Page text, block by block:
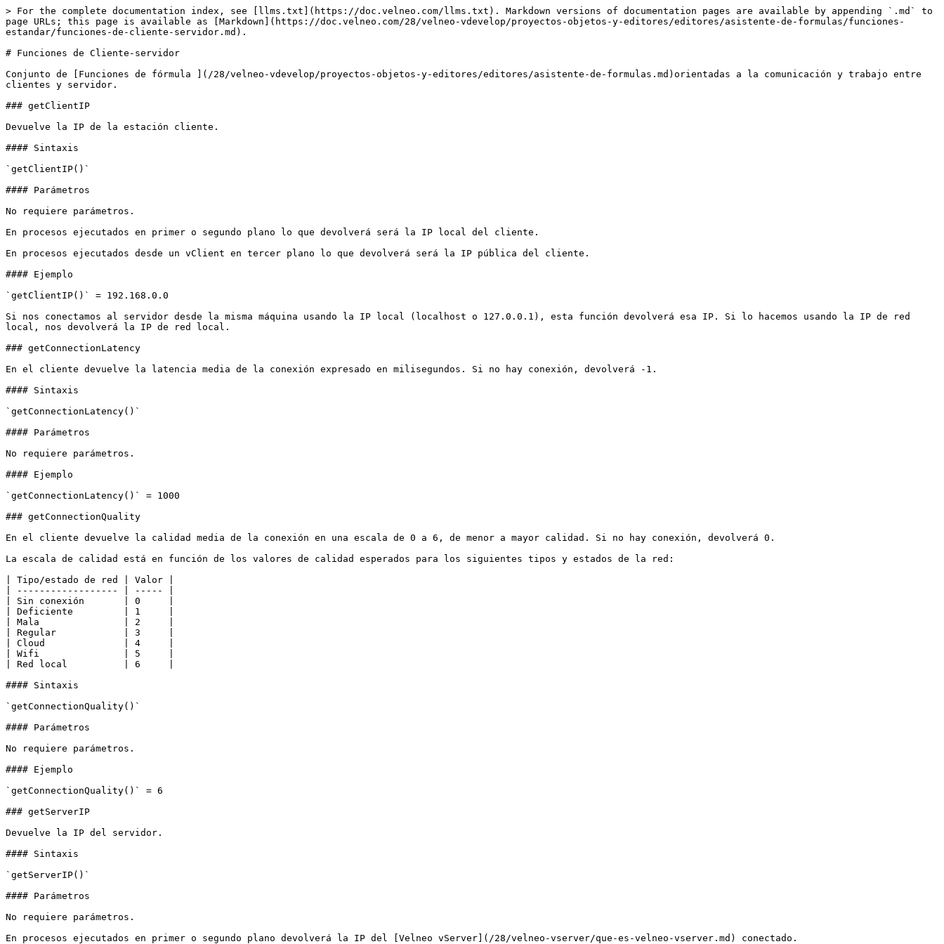
> For the complete documentation index, see [llms.txt](https://doc.velneo.com/llms.txt). Markdown versions of documentation pages are available by appending `.md` to
page URLs; this page is available as [Markdown](https://doc.velneo.com/28/velneo-vdevelop/proyectos-objetos-y-editores/editores/asistente-de-formulas/funciones-
estandar/funciones-de-cliente-servidor.md).
# Funciones de Cliente-servidor
Conjunto de [Funciones de fórmula ](/28/velneo-vdevelop/proyectos-objetos-y-editores/editores/asistente-de-formulas.md)orientadas a la comunicación y trabajo entre
clientes y servidor.
### getClientIP
Devuelve la IP de la estación cliente.
#### Sintaxis
`getClientIP()`
#### Parámetros
No requiere parámetros.
En procesos ejecutados en primer o segundo plano lo que devolverá será la IP local del cliente.
En procesos ejecutados desde un vClient en tercer plano lo que devolverá será la IP pública del cliente.
#### Ejemplo
`getClientIP()` = 192.168.0.0
Si nos conectamos al servidor desde la misma máquina usando la IP local (localhost o 127.0.0.1), esta función devolverá esa IP. Si lo hacemos usando la IP de red
local, nos devolverá la IP de red local.
### getConnectionLatency
En el cliente devuelve la latencia media de la conexión expresado en milisegundos. Si no hay conexión, devolverá -1.
#### Sintaxis
`getConnectionLatency()`
#### Parámetros
No requiere parámetros.
#### Ejemplo
`getConnectionLatency()` = 1000
### getConnectionQuality
En el cliente devuelve la calidad media de la conexión en una escala de 0 a 6, de menor a mayor calidad. Si no hay conexión, devolverá 0.
La escala de calidad está en función de los valores de calidad esperados para los siguientes tipos y estados de la red:
| Tipo/estado de red | Valor |
| ------------------ | ----- |
| Sin conexión       | 0     |
| Deficiente         | 1     |
| Mala               | 2     |
| Regular            | 3     |
| Cloud              | 4     |
| Wifi               | 5     |
| Red local          | 6     |
#### Sintaxis
`getConnectionQuality()`
#### Parámetros
No requiere parámetros.
#### Ejemplo
`getConnectionQuality()` = 6
### getServerIP
Devuelve la IP del servidor.
#### Sintaxis
`getServerIP()`
#### Parámetros
No requiere parámetros.
En procesos ejecutados en primer o segundo plano devolverá la IP del [Velneo vServer](/28/velneo-vserver/que-es-velneo-vserver.md) conectado.